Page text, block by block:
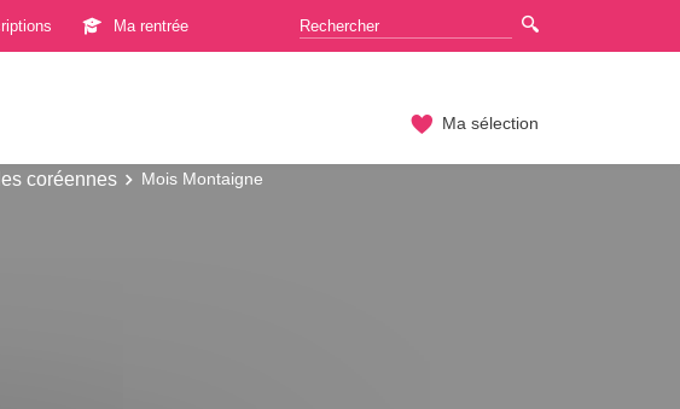
Ma rentrée
Ma sélection
coréennes Mois Montaigne